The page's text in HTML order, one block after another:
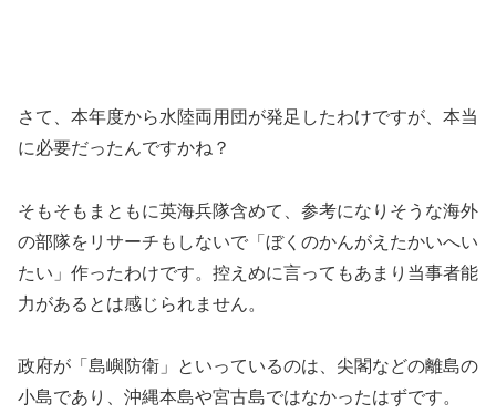
さて、本年度から水陸両用団が発足したわけですが、本当
に必要だったんですかね？
そもそもまともに英海兵隊含めて、参考になりそうな海外
の部隊をリサーチもしないで「ぼくのかんがえたかいへい
たい」作ったわけです。控えめに言ってもあまり当事者能
力があるとは感じられません。
政府が「島嶼防衛」といっているのは、尖閣などの離島の
小島であり、沖縄本島や宮古島ではなかったはずです。